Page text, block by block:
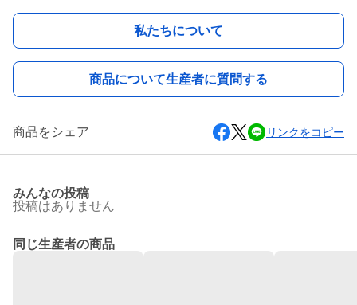
私たちについて
商品について生産者に質問する
商品をシェア リンクをコピー
みんなの投稿
投稿はありません
同じ生産者の商品